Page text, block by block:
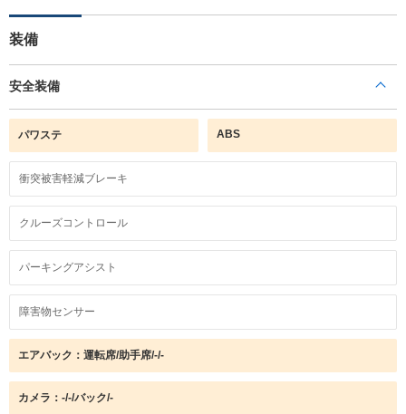
装備
安全装備
パワステ ABS
衝突被害軽減ブレーキ
クルーズコントロール
パーキングアシスト
障害物センサー
エアバック：運転席/助手席/-/-
カメラ：-/-/バック/-